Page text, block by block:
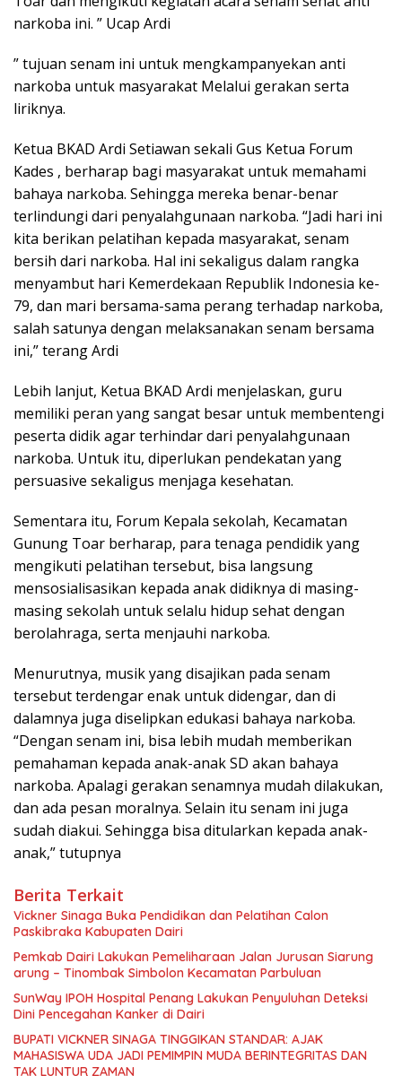
narkoba ini. ” Ucap Ardi
” tujuan senam ini untuk mengkampanyekan anti
narkoba untuk masyarakat Melalui gerakan serta
liriknya.
Ketua BKAD Ardi Setiawan sekali Gus Ketua Forum
Kades , berharap bagi masyarakat untuk memahami
bahaya narkoba. Sehingga mereka benar-benar
terlindungi dari penyalahgunaan narkoba. “Jadi hari ini
kita berikan pelatihan kepada masyarakat, senam
bersih dari narkoba. Hal ini sekaligus dalam rangka
menyambut hari Kemerdekaan Republik Indonesia ke-
79, dan mari bersama-sama perang terhadap narkoba,
salah satunya dengan melaksanakan senam bersama
ini,” terang Ardi
Lebih lanjut, Ketua BKAD Ardi menjelaskan, guru
memiliki peran yang sangat besar untuk membentengi
peserta didik agar terhindar dari penyalahgunaan
narkoba. Untuk itu, diperlukan pendekatan yang
persuasive sekaligus menjaga kesehatan.
Sementara itu, Forum Kepala sekolah, Kecamatan
Gunung Toar berharap, para tenaga pendidik yang
mengikuti pelatihan tersebut, bisa langsung
mensosialisasikan kepada anak didiknya di masing-
masing sekolah untuk selalu hidup sehat dengan
berolahraga, serta menjauhi narkoba.
Menurutnya, musik yang disajikan pada senam
tersebut terdengar enak untuk didengar, dan di
dalamnya juga diselipkan edukasi bahaya narkoba.
“Dengan senam ini, bisa lebih mudah memberikan
pemahaman kepada anak-anak SD akan bahaya
narkoba. Apalagi gerakan senamnya mudah dilakukan,
dan ada pesan moralnya. Selain itu senam ini juga
sudah diakui. Sehingga bisa ditularkan kepada anak-
anak,” tutupnya
Berita Terkait
Vickner Sinaga Buka Pendidikan dan Pelatihan Calon
Paskibraka Kabupaten Dairi
Pemkab Dairi Lakukan Pemeliharaan Jalan Jurusan Siarung
arung – Tinombak Simbolon Kecamatan Parbuluan
SunWay IPOH Hospital Penang Lakukan Penyuluhan Deteksi
Dini Pencegahan Kanker di Dairi
BUPATI VICKNER SINAGA TINGGIKAN STANDAR: AJAK
MAHASISWA UDA JADI PEMIMPIN MUDA BERINTEGRITAS DAN
TAK LUNTUR ZAMAN